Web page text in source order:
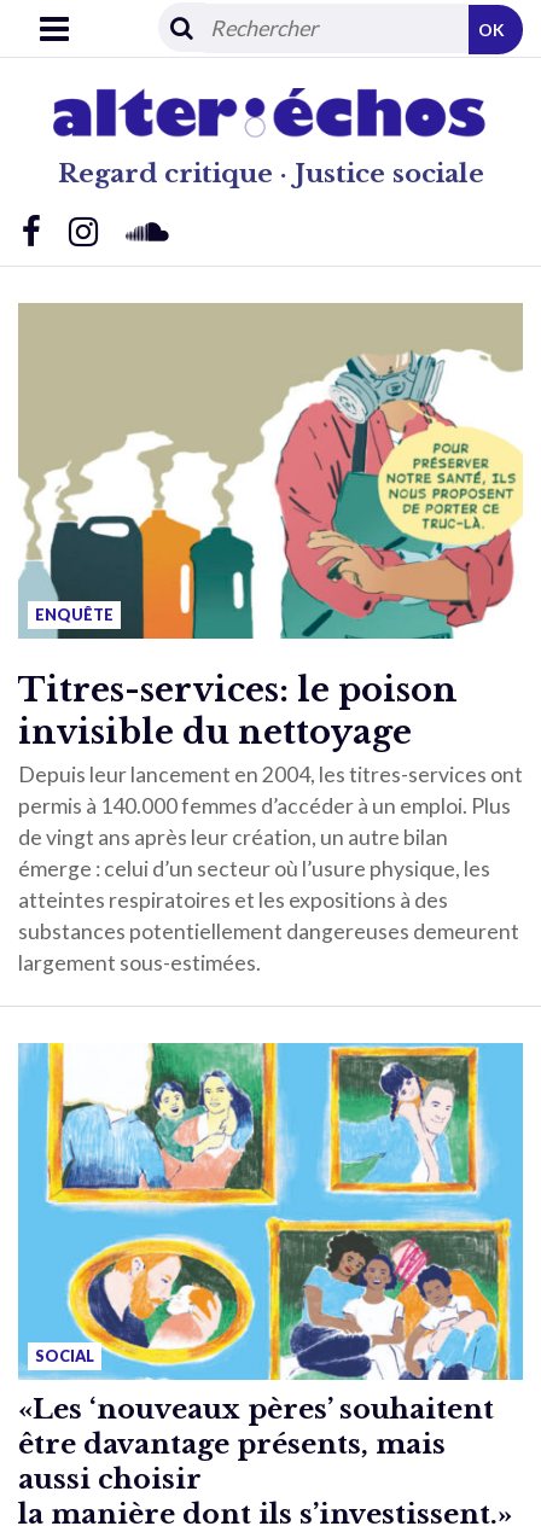
Regard critique · Justice sociale
OK
SOCIAL
«Les ‘nouveaux pères’ souhaitent
être davantage présents, mais
aussi choisir
la manière dont ils s’investissent.»
ENQUÊTE
Titres-services: le poison
invisible du nettoyage
Depuis leur lancement en 2004, les titres-services ont
permis à 140.000 femmes d’accéder à un emploi. Plus
de vingt ans après leur création, un autre bilan
émerge : celui d’un secteur où l’usure physique, les
atteintes respiratoires et les expositions à des
substances potentiellement dangereuses demeurent
largement sous-estimées.